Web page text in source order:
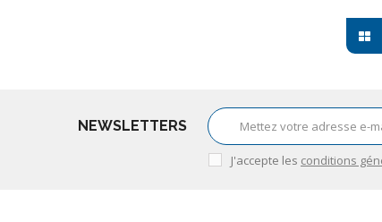
NEWSLETTERS
J'accepte les conditions